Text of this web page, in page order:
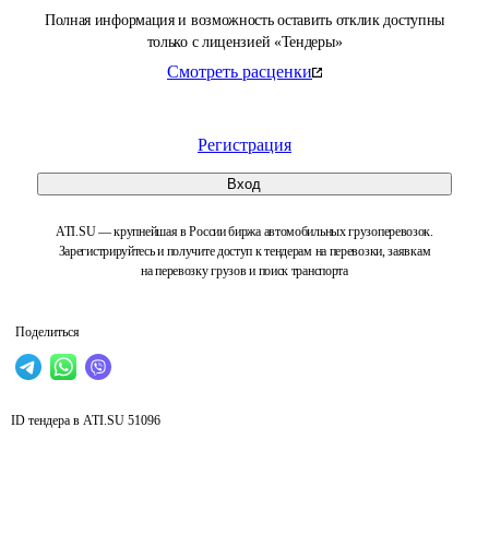
Полная информация и возможность оставить отклик доступны
только с лицензией «Тендеры»
Смотреть расценки
Регистрация
Вход
ATI.SU — крупнейшая в России биржа автомобильных грузоперевозок.
Зарегистрируйтесь и получите доступ к тендерам на перевозки, заявкам
на перевозку грузов и поиск транспорта
Поделиться
ID тендера в ATI.SU 51096